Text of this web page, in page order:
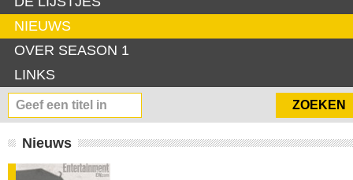
NIEUWS
OVER SEASON 1
LINKS
Nieuws